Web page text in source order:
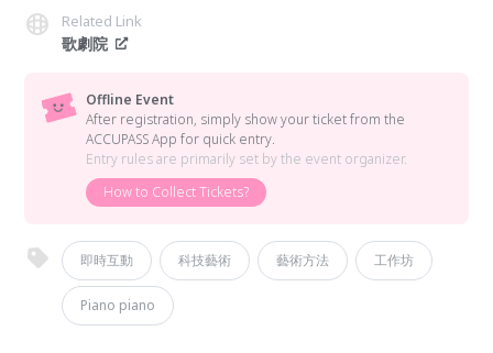
Related Link
歌劇院
Offline Event
After registration, simply show your ticket from the
ACCUPASS App for quick entry.
Entry rules are primarily set by the event organizer.
How to Collect Tickets?
即時互動 科技藝術 藝術方法 工作坊
Piano piano